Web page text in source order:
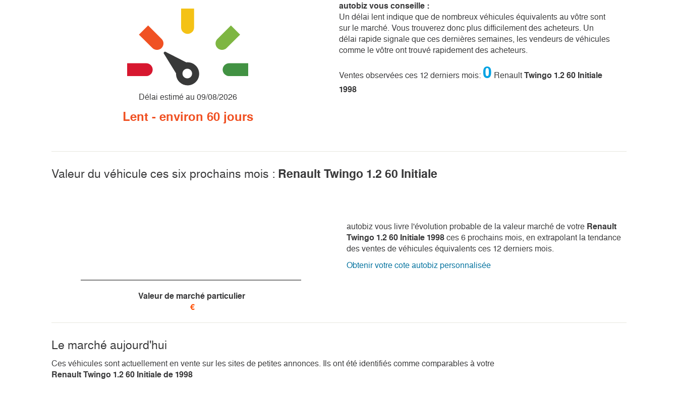
Délai estimé au 09/08/2026
Lent - environ 60 jours
autobiz vous conseille :
Un délai lent indique que de nombreux véhicules équivalents au vôtre sont
sur le marché. Vous trouverez donc plus difficilement des acheteurs. Un
délai rapide signale que ces dernières semaines, les vendeurs de véhicules
comme le vôtre ont trouvé rapidement des acheteurs.
Ventes observées ces 12 derniers mois: 0 Renault Twingo 1.2 60 Initiale
1998
Valeur du véhicule ces six prochains mois : Renault Twingo 1.2 60 Initiale
Valeur de marché particulier
€
autobiz vous livre l'évolution probable de la valeur marché de votre Renault
Twingo 1.2 60 Initiale 1998 ces 6 prochains mois, en extrapolant la tendance
des ventes de véhicules équivalents ces 12 derniers mois.
Obtenir votre cote autobiz personnalisée
Le marché aujourd'hui
Ces véhicules sont actuellement en vente sur les sites de petites annonces. Ils ont été identifiés comme comparables à votre
Renault Twingo 1.2 60 Initiale de 1998